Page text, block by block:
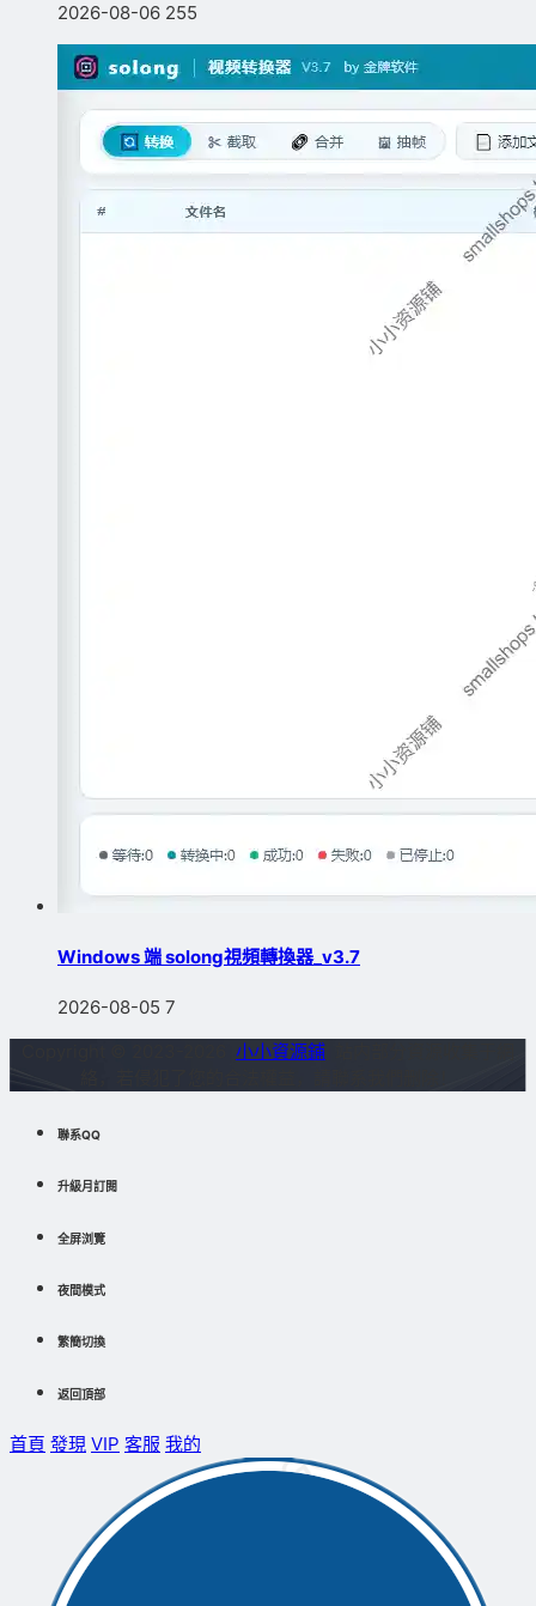
2026-08-06 255
Windows 端 solong視頻轉換器_v3.7
2026-08-05 7
小小資源鋪
聯系QQ
升級月訂閱
全屏浏覽
夜間模式
繁簡切換
返回頂部
首頁 發現 VIP 客服 我的